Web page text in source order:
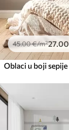
45.00€/m²27 .00
Oblaci u boji sepije